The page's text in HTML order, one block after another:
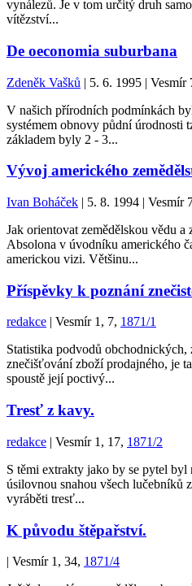
vynálezů. Je v tom určitý druh
vítězství...
De oeconomia suburbana
Zdeněk Vašků | 5. 6. 1995 | Vesmír
V našich přírodních podmínkách
systémem obnovy půdní úrodnosti
základem byly 2 - 3...
Vývoj amerického
Ivan Boháček | 5. 8. 1994 | Vesmír
Jak orientovat zemědělskou vědu a
Absolona v úvodníku amerického
americkou vizi. Většinu...
Příspěvky k poznání
redakce | Vesmír 1, 7, 1871/1
Statistika podvodů obchodnických,
znečišťování zboží prodajného, je
spoustě její poctivý...
Tresť z kavy.
redakce | Vesmír 1, 17, 1871/2
S těmi extrakty jako by se pytel
úsilovnou snahou všech lučebníků
vyráběti tresť...
K původu štěpařství.
| Vesmír 1, 34, 1871/4